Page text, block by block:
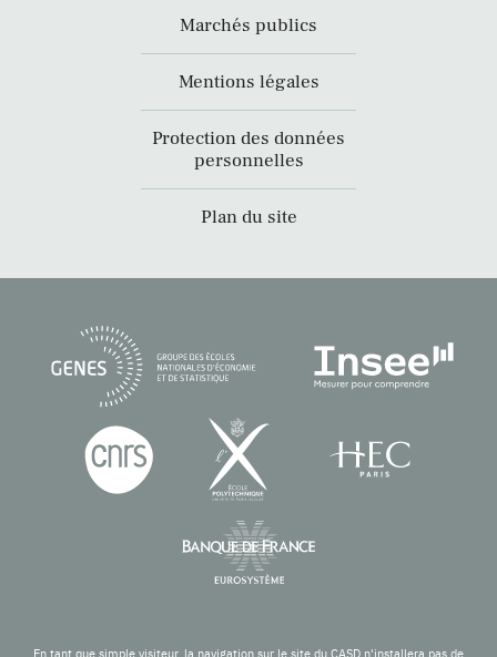
Marchés publics
Mentions légales
Protection des données
personnelles
Plan du site
En tant que simple visiteur, la navigation sur le site du CASD n'installera pas de